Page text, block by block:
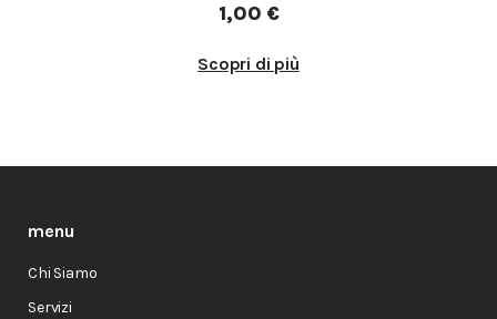
1,00 €
Scopri di più
menu
Chi Siamo
Servizi